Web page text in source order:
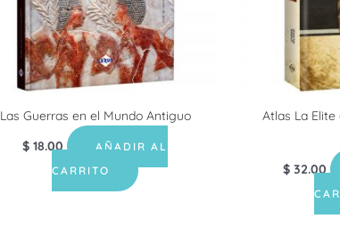
Las Guerras en el Mundo Antiguo
$ 18.00
AÑADIR AL
CARRITO
Atlas La Elite
$ 32.00